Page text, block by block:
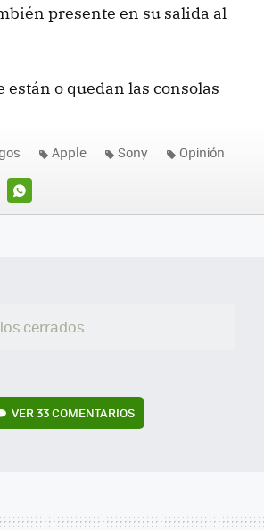
presente en su salida al
están o quedan las consolas
WHATSAPP
Apple Sony Opinión
cerrados
VER 33 COMENTARIOS